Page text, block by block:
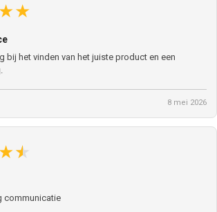
★★
bij het vinden van het juiste product en een
8 mei 2026
★★
communicatie